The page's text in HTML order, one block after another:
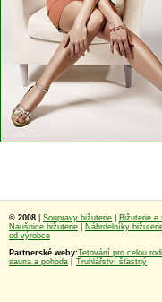
© 2008 Soupravy bižuterie Bižuterie e
Naušnice bižuterie
Náhrdelníky
od výrobce
Partnerské weby:Tetování pro celou
sauna a pohoda
Truhlářství šťastný